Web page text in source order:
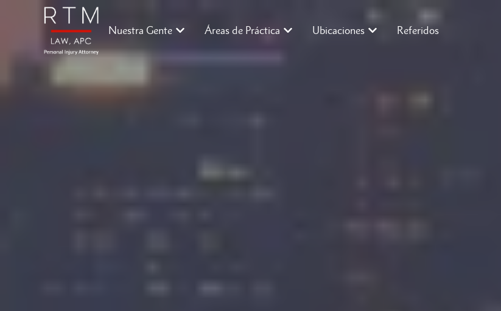
Nuestra Gente Áreas de Práctica Ubicaciones Referidos